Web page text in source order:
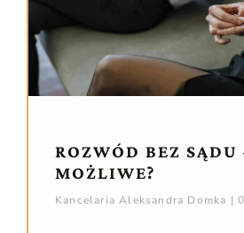
ROZWÓD BEZ SĄDU
MOŻLIWE?
Kancelaria Aleksandra Domka